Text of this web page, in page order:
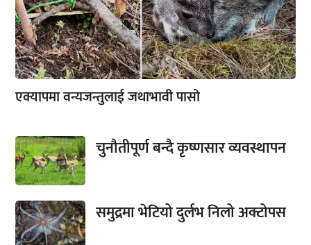
एक्यापमा वन्यजन्तुलाई जथाभावी पासो
चुनौतीपूर्ण बन्दै कृष्णसार व्यवस्थापन
समुद्रमा भेटियो दुर्लभ निलो अक्टोपस